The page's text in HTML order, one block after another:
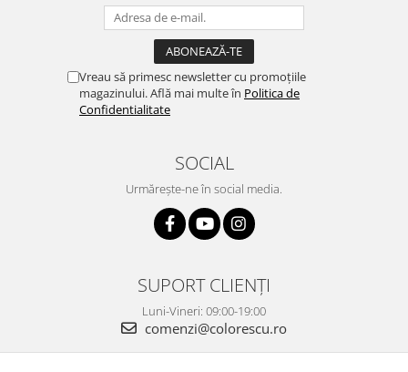
Vreau să primesc newsletter cu promoțiile
magazinului. Află mai multe în Politica de
Confidentialitate
SOCIAL
Urmărește-ne în social media.
SUPORT CLIENȚI
Luni-Vineri: 09:00-19:00
comenzi@colorescu.ro